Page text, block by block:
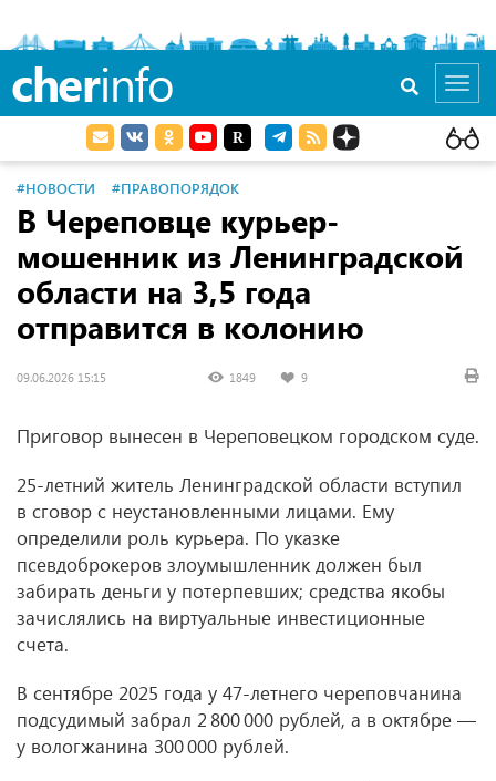
cherinfo
#НОВОСТИ #ПРАВОПОРЯДОК
В Череповце курьер-
мошенник из Ленинградской
области на 3,5 года
отправится в колонию
09.06.2026 15:15 1849 9
Приговор вынесен в Череповецком городском суде.
25‑летний житель Ленинградской области вступил
в сговор с неустановленными лицами. Ему
определили роль курьера. По указке
псевдоброкеров злоумышленник должен был
забирать деньги у потерпевших; средства якобы
зачислялись на виртуальные инвестиционные
счета.
В сентябре 2025 года у 47‑летнего череповчанина
подсудимый забрал 2 800 000 рублей, а в октябре —
у вологжанина 300 000 рублей.